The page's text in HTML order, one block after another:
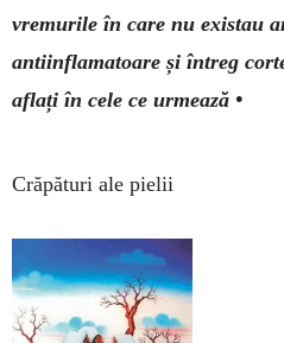
vremurile în care nu existau
antiin­flamatoare și întreg
aflați în cele ce urmează •
Crăpături ale pielii